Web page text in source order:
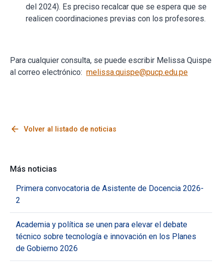
del 2024). Es preciso recalcar que se espera que se
realicen coordinaciones previas con los profesores.
Para cualquier consulta, se puede escribir Melissa Quispe
al correo electrónico: melissa.quispe@pucp.edu.pe
arrow_back Volver al listado de noticias
Más noticias
Primera convocatoria de Asistente de Docencia 2026-
2
Academia y política se unen para elevar el debate
técnico sobre tecnología e innovación en los Planes
de Gobierno 2026